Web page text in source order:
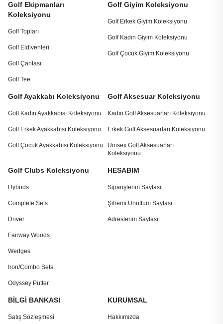
Golf Ekipmanları
Koleksiyonu
Golf Topları
Golf Eldivenleri
Golf Çantası
Golf Tee
Golf Giyim Koleksiyonu
Golf Erkek Giyim Koleksiyonu
Golf Kadın Giyim Koleksiyonu
Golf Çocuk Giyim Koleksiyonu
Golf Ayakkabı Koleksiyonu
Golf Kadın Ayakkabısı Koleksiyonu
Golf Erkek Ayakkabısı Koleksiyonu
Golf Çocuk Ayakkabısı Koleksiyonu
Golf Aksesuar Koleksiyonu
Kadın Golf Aksesuarları Koleksiyonu
Erkek Golf Aksesuarları Koleksiyonu
Unisex Golf Aksesuarları
Koleksiyonu
Golf Clubs Koleksiyonu
Hybrids
Complete Sets
Driver
Fairway Woods
Wedges
Iron/Combo Sets
Odyssey Putter
HESABIM
Siparişlerim Sayfası
Şifremi Unuttum Sayfası
Adreslerim Sayfası
BİLGİ BANKASI
Satış Sözleşmesi
KURUMSAL
Hakkımızda